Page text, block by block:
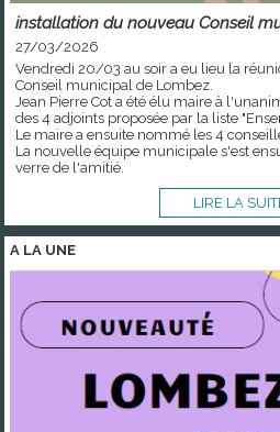
installation du nouveau Conseil
27/03/2026
Vendredi 20/03 au soir a eu lieu la
Conseil municipal de Lombez.
Jean Pierre Cot a été élu maire à
des 4 adjoints proposée par la liste
Le maire a ensuite nommé les 4
La nouvelle équipe municipale s'est
verre de l'amitié.
LIRE LA
A LA UNE